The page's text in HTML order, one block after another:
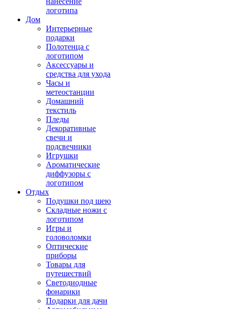
логотипа
Дом
Интерьерные
подарки
Полотенца с
логотипом
Аксессуары и
средства для ухода
Часы и
метеостанции
Домашний
текстиль
Пледы
Декоративные
свечи и
подсвечники
Игрушки
Ароматические
диффузоры с
логотипом
Отдых
Подушки под шею
Складные ножи с
логотипом
Игры и
головоломки
Оптические
приборы
Товары для
путешествий
Светодиодные
фонарики
Подарки для дачи